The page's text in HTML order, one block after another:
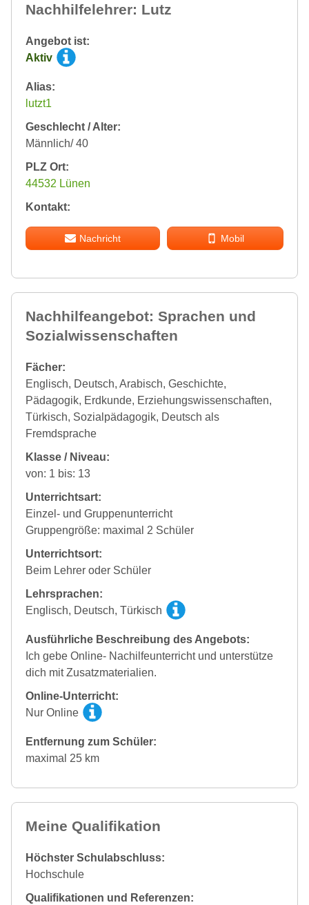
Nachhilfelehrer: Lutz
Angebot ist:
Aktiv
Alias:
lutzt1
Geschlecht / Alter:
Männlich/ 40
PLZ Ort:
44532 Lünen
Kontakt:
Nachricht Mobil
Nachhilfeangebot: Sprachen und
Sozialwissenschaften
Fächer:
Englisch, Deutsch, Arabisch, Geschichte,
Pädagogik, Erdkunde, Erziehungswissenschaften,
Türkisch, Sozialpädagogik, Deutsch als
Fremdsprache
Klasse / Niveau:
von: 1 bis: 13
Unterrichtsart:
Einzel- und Gruppenunterricht
Gruppengröße: maximal 2 Schüler
Unterrichtsort:
Beim Lehrer oder Schüler
Lehrsprachen:
Englisch, Deutsch, Türkisch
Ausführliche Beschreibung des Angebots:
Ich gebe Online- Nachilfeunterricht und unterstütze
dich mit Zusatzmaterialien.
Online-Unterricht:
Nur Online
Entfernung zum Schüler:
maximal 25 km
Meine Qualifikation
Höchster Schulabschluss:
Hochschule
Qualifikationen und Referenzen: